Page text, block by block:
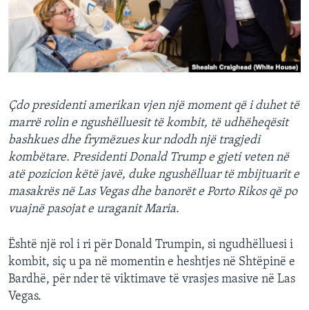
INTERVISTA
DITARI
Çdo presidenti amerikan vjen një moment që i duhet të
marrë rolin e ngushëlluesit të kombit, të udhëheqësit
bashkues dhe frymëzues kur ndodh një tragjedi
kombëtare. Presidenti Donald Trump e gjeti veten në
atë pozicion këtë javë, duke ngushëlluar të mbijtuarit e
masakrës në Las Vegas dhe banorët e Porto Rikos që po
vuajnë pasojat e uraganit Maria.
Është një rol i ri për Donald Trumpin, si ngudhëlluesi i
kombit, siç u pa në momentin e heshtjes në Shtëpinë e
Bardhë, për nder të viktimave të vrasjes masive në Las
Vegas.